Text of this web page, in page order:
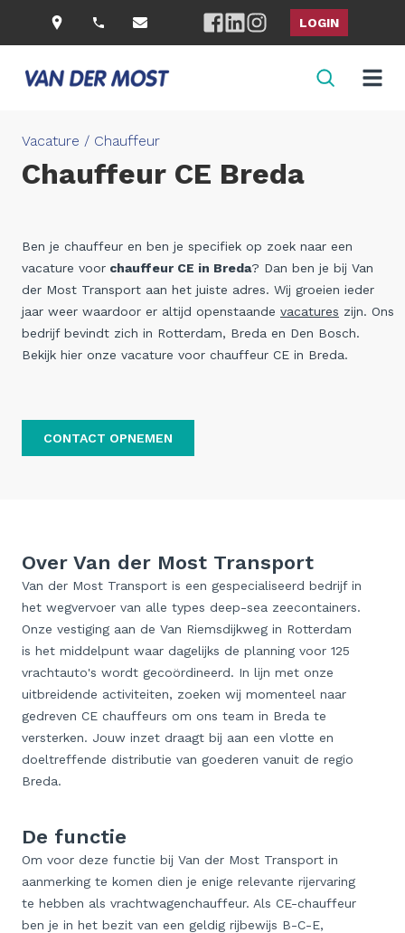
LOGIN
Vacature / Chauffeur
Chauffeur CE Breda
Ben je chauffeur en ben je specifiek op zoek naar een
vacature voor chauffeur CE in Breda? Dan ben je bij Van
der Most Transport aan het juiste adres. Wij groeien ieder
jaar weer waardoor er altijd openstaande vacatures zijn. Ons
bedrijf bevindt zich in Rotterdam, Breda en Den Bosch.
Bekijk hier onze vacature voor chauffeur CE in Breda.
CONTACT OPNEMEN
Over Van der Most Transport
Van der Most Transport is een gespecialiseerd bedrijf in
het wegvervoer van alle types deep-sea zeecontainers.
Onze vestiging aan de Van Riemsdijkweg in Rotterdam
is het middelpunt waar dagelijks de planning voor 125
vrachtauto's wordt gecoördineerd. In lijn met onze
uitbreidende activiteiten, zoeken wij momenteel naar
gedreven CE chauffeurs om ons team in Breda te
versterken. Jouw inzet draagt bij aan een vlotte en
doeltreffende distributie van goederen vanuit de regio
Breda.
De functie
Om voor deze functie bij Van der Most Transport in
aanmerking te komen dien je enige relevante rijervaring
te hebben als vrachtwagenchauffeur. Als CE-chauffeur
ben je in het bezit van een geldig rijbewijs B-C-E,